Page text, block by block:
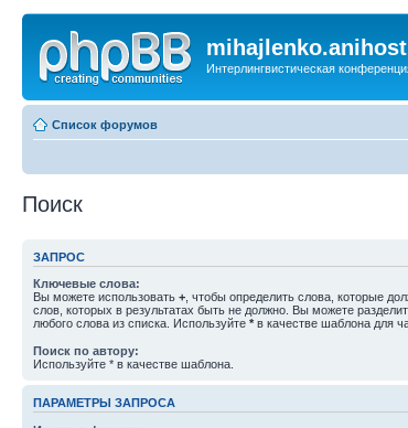
Интерлингвистическая
Список форумов
Поиск
ЗАПРОС
Ключевые слова:
Вы можете использовать + , чтобы определить слова, которые
слов, которых в результатах быть не должно. Вы можете
любого слова из списка. Используйте * в качестве шаблона для
Поиск по автору:
Используйте * в качестве шаблона.
ПАРАМЕТРЫ ЗАПРОСА